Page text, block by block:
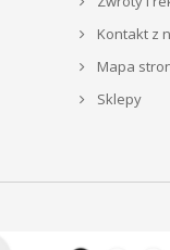
Kontakt z
Mapa
Sklepy